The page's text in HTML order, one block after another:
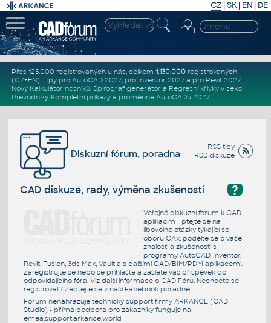
CZ | SK| EN | DE
Přes 123.000 registrovaných u nás, celkem 1.130.000registrovaných
(CZ+EN). Tipy pro AutoCAD 2027, pro Inventor 2027a pro Revit 2027.
Nový Kalkulátor nosníků, Spirograf generátor a Regresní křivkyv sekci
Převodníky. Kompletní příkazya proměnné AutoCADu 2027.
RSS tipy
RSS diskuze
Diskuzní fórum, poradna
?
CAD diskuze, rady, výměna zkušeností
Veřejné diskuzní fórum k CAD
aplikacím - ptejte se na
libovolné otázky týkající se
oboru CAx, podělte se o vaše
znalosti a zkušenosti s
programy AutoCAD, Inventor,
Revit, Fusion, 3ds Max, Vault a s dalšími CAD/BIM/PDM aplikacemi.
Zaregistrujte se nebo se přihlašte a zašlete váš příspěvek do
odpovídajícího fóra. Viz další informace o CAD Fóru. Nechcete se
registrovat? Zeptejte se v naší Facebook poradně.
Fórum nenahrazuje technický support firmy ARKANCE (CAD
Studio) - přímá podpora pro zákazníky funguje na
emea.support.arkance.world